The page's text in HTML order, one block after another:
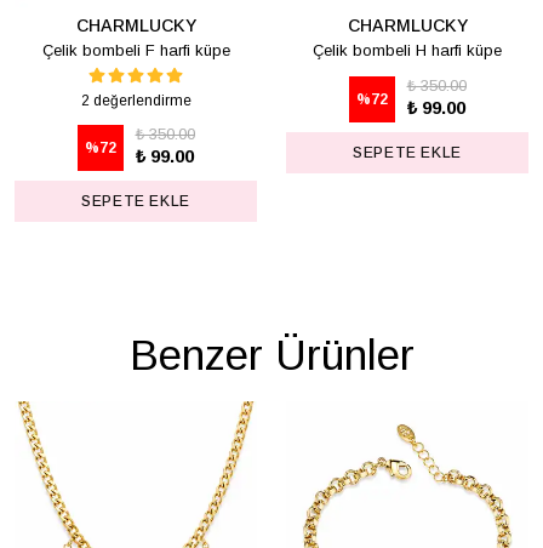
CHARMLUCKY
Çelik bombeli F harfi küpe
2 değerlendirme
%72
₺ 350.00
₺ 99.00
SEPETE EKLE
CHARMLUCKY
Çelik bombeli H harfi küpe
%72
₺ 350.00
₺ 99.00
SEPETE EKLE
Benzer Ürünler